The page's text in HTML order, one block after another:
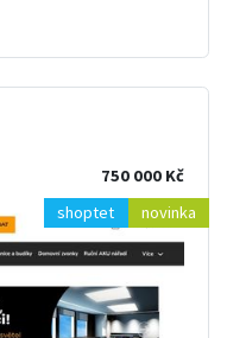
750 000 Kč
shoptet
novinka